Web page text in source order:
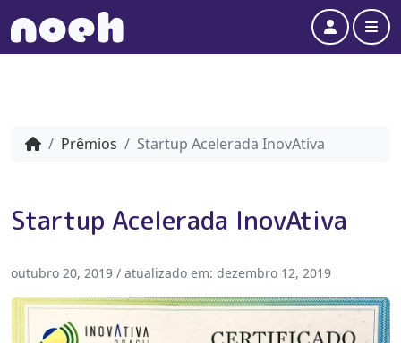
Account
Prêmios Startup Acelerada InovAtiva
Startup Acelerada InovAtiva
outubro 20, 2019 / atualizado em: dezembro 12, 2019